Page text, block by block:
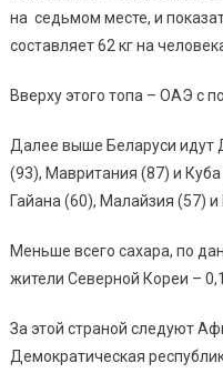
на седьмом месте, и
составляет 62 кг на
Вверху этого топа – ОАЭ с
Далее выше Беларуси идут
(93), Мавритания (87) и
Гайана (60), Малайзия (57) и
Меньше всего сахара, по
жители Северной Кореи –
За этой страной следуют
Демократическая